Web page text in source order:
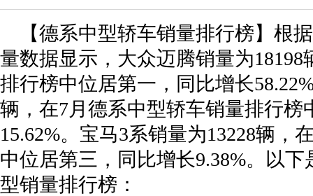
【德系中型轿车销量排行榜】根
量数据显示，大众迈腾销量为
排行榜中位居第一，同比增长
辆，在7月德系中型轿车销量排行榜
15.62%。宝马3系销量为13228辆，
中位居第三，同比增长9.38%。以
型销量排行榜：